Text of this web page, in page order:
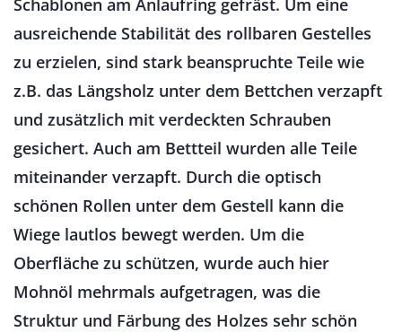
Schablonen am Anlaufring gefräst. Um eine
ausreichende Stabilität des rollbaren Gestelles
zu erzielen, sind stark beanspruchte Teile wie
z.B. das Längsholz unter dem Bettchen verzapft
und zusätzlich mit verdeckten Schrauben
gesichert. Auch am Bettteil wurden alle Teile
miteinander verzapft. Durch die optisch
schönen Rollen unter dem Gestell kann die
Wiege lautlos bewegt werden. Um die
Oberfläche zu schützen, wurde auch hier
Mohnöl mehrmals aufgetragen, was die
Struktur und Färbung des Holzes sehr schön